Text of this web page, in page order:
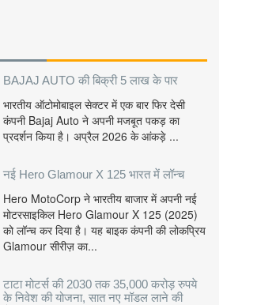
BAJAJ AUTO की बिक्री 5 लाख के पार
भारतीय ऑटोमोबाइल सेक्टर में एक बार फिर देसी
कंपनी Bajaj Auto ने अपनी मजबूत पकड़ का
प्रदर्शन किया है। अप्रैल 2026 के आंकड़े ...
नई Hero Glamour X 125 भारत में लॉन्च
Hero MotoCorp ने भारतीय बाजार में अपनी नई
मोटरसाइकिल Hero Glamour X 125 (2025)
को लॉन्च कर दिया है। यह बाइक कंपनी की लोकप्रिय
Glamour सीरीज़ का...
टाटा मोटर्स की 2030 तक 35,000 करोड़ रुपये
के निवेश की योजना, सात नए मॉडल लाने की